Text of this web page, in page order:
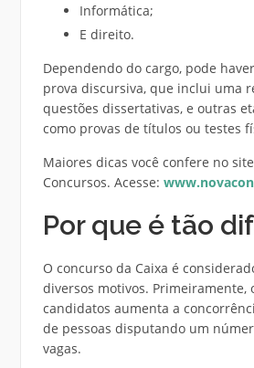
Informática;
E direito.
Dependendo do cargo, pode
prova discursiva, que inclui uma
questões dissertativas, e outras
como provas de títulos ou testes
Maiores dicas você confere no
Concursos. Acesse:
Por que é tão
O concurso da Caixa é
diversos motivos. Primeiramente,
candidatos aumenta a
de pessoas disputando um
vagas.